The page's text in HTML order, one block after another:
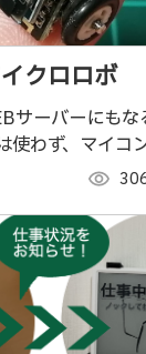
クロロボ
サーバーにも
わず、マイコ
工夫しています
visibility